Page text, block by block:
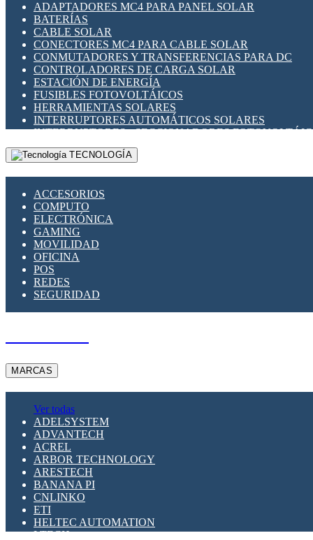
ADAPTADORES MC4 PARA PANEL SOLAR
BATERÍAS
CABLE SOLAR
CONECTORES MC4 PARA CABLE SOLAR
CONMUTADORES Y TRANSFERENCIAS PARA DC
CONTROLADORES DE CARGA SOLAR
ESTACIÓN DE ENERGÍA
FUSIBLES FOTOVOLTÁICOS
HERRAMIENTAS SOLARES
INTERRUPTORES AUTOMÁTICOS SOLARES
INTERRUPTORES - SECCIONADORES
MONTAJE PANEL SOLAR
PORTA FUSIBLES Y SECCIONADORES
TECNOLOGÍA
ACCESORIOS
COMPUTO
ELECTRÓNICA
GAMING
MOVILIDAD
OFICINA
POS
REDES
SEGURIDAD
MARCAS
Ver todas
ADELSYSTEM
ADVANTECH
ACREL
ARBOR TECHNOLOGY
ARESTECH
BANANA PI
CNLINKO
ETI
HELTEC AUTOMATION
LTECH